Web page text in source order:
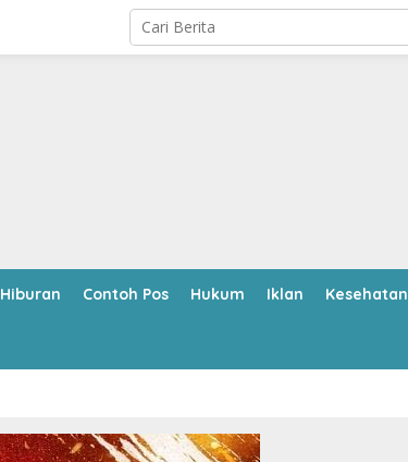
Hiburan Contoh Pos Hukum Iklan Kesehatan